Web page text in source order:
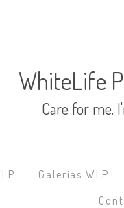
Galerias WLP